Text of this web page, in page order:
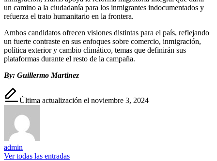
un camino a la ciudadanía para los inmigrantes indocumentados y
refuerza el trato humanitario en la frontera​.​
Ambos candidatos ofrecen visiones distintas para el país, reflejando
un fuerte contraste en sus enfoques sobre comercio, inmigración,
política exterior y cambio climático, temas que definirán sus
plataformas durante el resto de la campaña.
By: Guillermo Martinez
Última actualización el noviembre 3, 2024
admin
Ver todas las entradas